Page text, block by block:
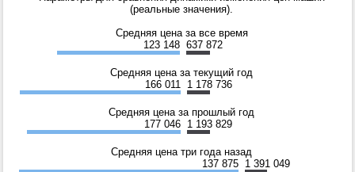
(реальные значения).
Средняя цена за все время
123 148 637 872
Средняя цена за текущий год
166 011
1 178 736
Средняя цена за прошлый год
177 046 1 193 829
Средняя цена три года назад
137 875 1 391 049